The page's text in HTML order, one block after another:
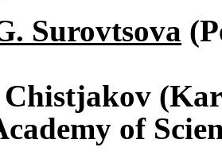
Surovtsova
Chistjakov
of